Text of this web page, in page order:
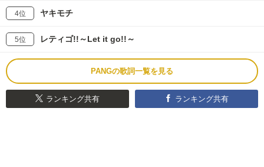
4位 ヤキモチ
5位 レティゴ!!～Let it go!!～
PANGの歌詞一覧を見る
ランキング共有 ランキング共有